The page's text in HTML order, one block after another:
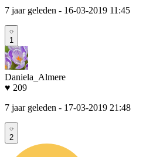
7 jaar geleden - 16-03-2019 11:45
1
Daniela_Almere
♥ 209
7 jaar geleden - 17-03-2019 21:48
2